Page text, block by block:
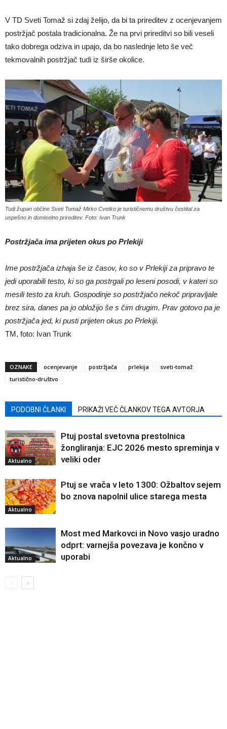
V TD Sveti Tomaž si zdaj želijo, da bi ta prireditev z ocenjevanjem
postržjač postala tradicionalna. Že na prvi prireditvi so bili veseli
tako dobrega odziva in upajo, da bo naslednje leto še več
tekmovalnih postržjač tudi iz širše okolice.
Tudi župan občine Sveti Tomaž Mirko Cvetko je turističnemu društvu čestital za
uspešno in domiselno prireditev. Foto: Ivan Trunk
Postržjača ima prijeten okus po Prlekiji
Ime postržjača izhaja še iz časov, ko so v Prlekiji za pripravo te
jedi uporabili testo, ki so ga postrgali po leseni posodi, v kateri so
mesili testo za kruh. Gospodinje so postržjačo nekoč pripravljale
brez sira, danes pa jo obložijo še s čim drugim. Prav gotovo pa je
postržjača jed, ki pusti prijeten okus po Prlekiji.
TM, foto: Ivan Trunk
OZNAKE ocenjevanje postržjača prlekija
sveti-tomaž
turistično-društvo
PODOBNI ČLANKI PRIKAŽI VEČ ČLANKOV TEGA AVTORJA
Aktualno
Ptuj postal svetovna prestolnica
žongliranja: EJC 2026 mesto spreminja v
veliki oder
Aktualno
Ptuj se vrača v leto 1300: Ožbaltov sejem
bo znova napolnil ulice starega mesta
Aktualno
Most med Markovci in Novo vasjo uradno
odprt: varnejša povezava je končno v
uporabi